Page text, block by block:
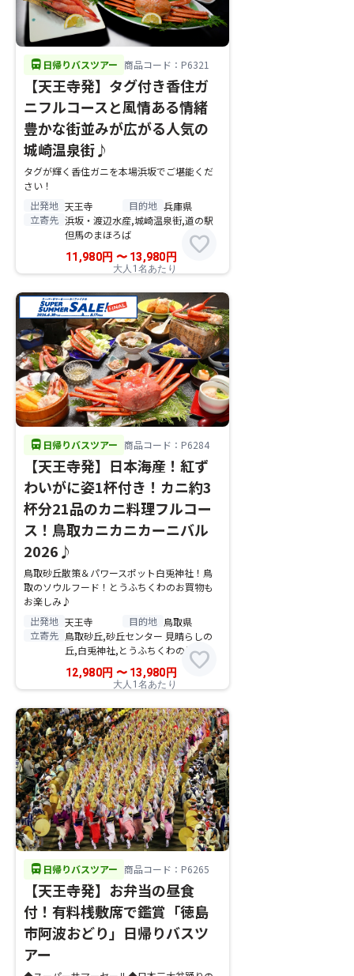
directions_bus 日帰りバスツアー 商品コード：P6321
【天王寺発】タグ付き香住ガ
ニフルコースと風情ある情緒
豊かな街並みが広がる人気の
城崎温泉街♪
タグが輝く香住ガニを本場浜坂でご堪能くだ
さい！
出発地 天王寺 目的地 兵庫県
立寄先 浜坂・渡辺水産,城崎温泉街,道の駅
但馬のまほろば
11,980円 〜13,980 円
大人1名あたり
favorite
directions_bus 日帰りバスツアー 商品コード：P6284
【天王寺発】日本海産！紅ず
わいがに姿1杯付き！カニ約3
杯分21品のカニ料理フルコー
ス！鳥取カニカニカーニバル
2026♪
鳥取砂丘散策＆パワースポット白兎神社！鳥
取のソウルフード！とうふちくわのお買物も
お楽しみ♪
出発地 天王寺 目的地 鳥取県
立寄先 鳥取砂丘,砂丘センター 見晴らしの
丘,白兎神社,とうふちくわの里,
12,980円 〜13,980 円
大人1名あたり
favorite
directions_bus 日帰りバスツアー 商品コード：P6265
【天王寺発】お弁当の昼食
付！有料桟敷席で鑑賞「徳島
市阿波おどり」日帰りバスツ
アー